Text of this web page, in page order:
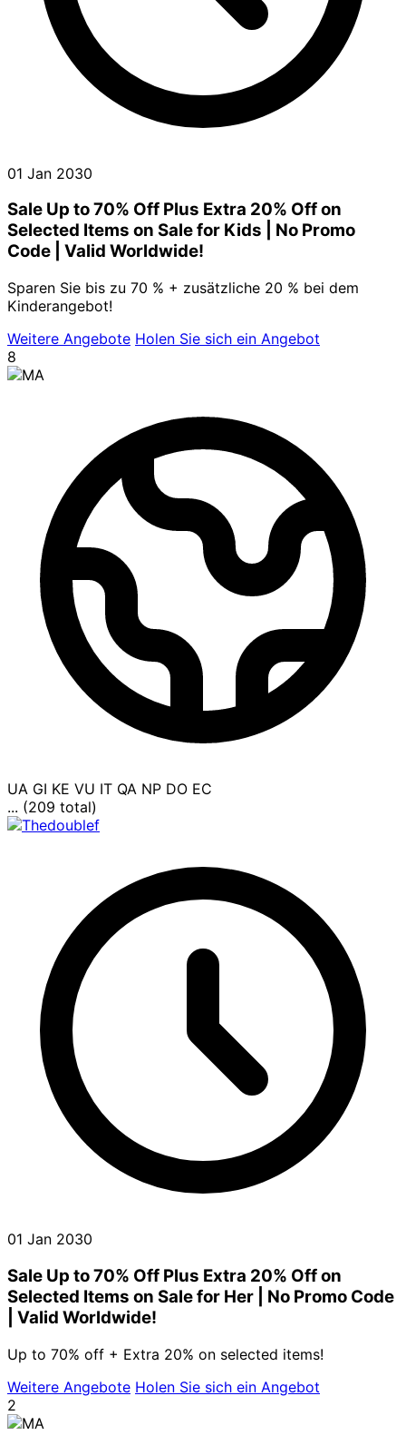
01 Jan 2030
Sale Up to 70% Off Plus Extra 20% Off on
Selected Items on Sale for Kids | No Promo
Code | Valid Worldwide!
Sparen Sie bis zu 70 % + zusätzliche 20 % bei dem
Kinderangebot!
Weitere Angebote Holen Sie sich ein Angebot
8
UA GI KE VU IT QA NP DO EC
... (209 total)
01 Jan 2030
Sale Up to 70% Off Plus Extra 20% Off on
Selected Items on Sale for Her | No Promo Code
| Valid Worldwide!
Up to 70% off + Extra 20% on selected items!
Weitere Angebote Holen Sie sich ein Angebot
2